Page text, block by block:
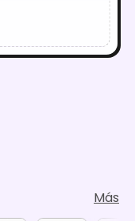
Más